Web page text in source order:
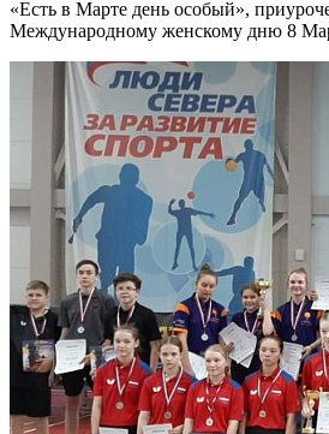
«Есть в Марте день особый»,
Международному женскому дню 8